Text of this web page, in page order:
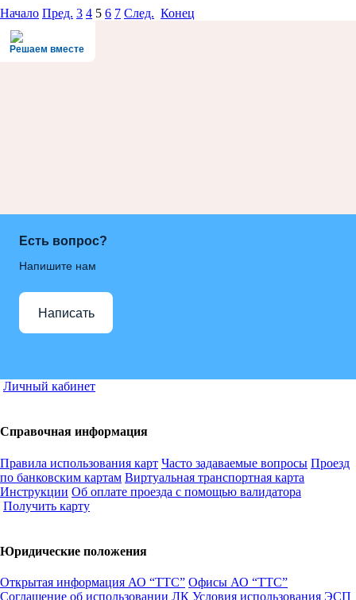
Начало Пред. 3 4 5 6 7 След. Конец
Решаем вместе
Есть вопрос?
Напишите нам
Написать
Личный кабинет
Справочная информация
Правила использования карт Часто задаваемые вопросы Проезд
по банковским картам Виртуальная транспортная карта
Инструкции Об оплате проезда с помощью валидатора
Получить карту
Юридические положения
Открытая информация АО “ТТС” Офисы АО “ТТС”
Соглашение об использовании ЛК Условия использования ЭСП